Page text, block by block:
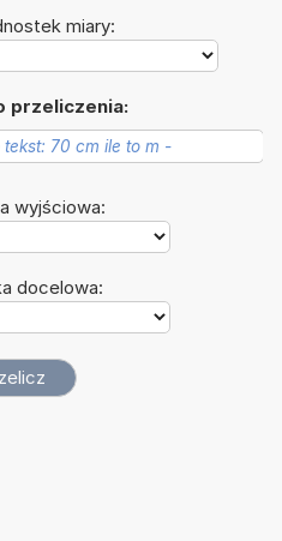
miary:
przeliczenia:
wyjściowa:
docelowa: